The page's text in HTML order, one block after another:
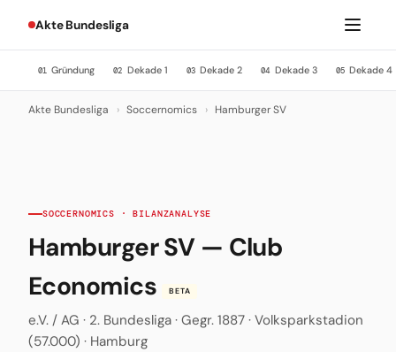
Akte Bundesliga
01 Gründung 02 Dekade 1 03 Dekade 2 04 Dekade 3 05 Dekade 4
Akte Bundesliga › Soccernomics › Hamburger SV
SOCCERNOMICS · BILANZANALYSE
Hamburger SV — Club
Economics
BETA
e.V. / AG · 2. Bundesliga · Gegr. 1887 · Volksparkstadion
(57.000) · Hamburg